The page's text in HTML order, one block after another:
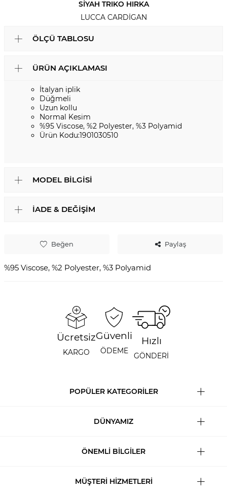
SIYAH TRIKO HIRKA
LUCCA CARDIGAN
Beğen Paylaş
%95 Viscose, %2 Polyester, %3 Polyamid
ÖLÇÜ TABLOSU
ÜRÜN AÇIKLAMASI
İtalyan iplik
Düğmeli
Uzun kollu
Normal Kesim
%95 Viscose, %2 Polyester, %3 Polyamid
Ürün Kodu:1901030510
MODEL BILGISI
İADE & DEĞIŞIM
Ücretsiz
KARGO
Güvenli
ÖDEME
Hızlı
GÖNDERİ
POPÜLER KATEGORİLER
DÜNYAMIZ
ÖNEMLİ BİLGİLER
MÜŞTERİ HİZMETLERİ